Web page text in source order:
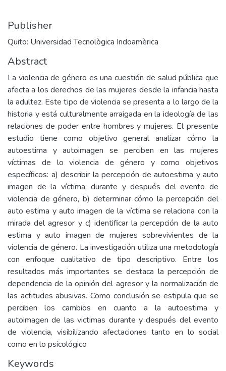
Publisher
Quito: Universidad Tecnològica Indoamèrica
Abstract
La violencia de género es una cuestión de salud pública que
afecta a los derechos de las mujeres desde la infancia hasta
la adultez. Este tipo de violencia se presenta a lo largo de la
historia y está culturalmente arraigada en la ideología de las
relaciones de poder entre hombres y mujeres. El presente
estudio tiene como objetivo general analizar cómo la
autoestima y autoimagen se perciben en las mujeres
víctimas de lo violencia de género y como objetivos
específicos: a) describir la percepción de autoestima y auto
imagen de la víctima, durante y después del evento de
violencia de género, b) determinar cómo la percepción del
auto estima y auto imagen de la víctima se relaciona con la
mirada del agresor y c) identificar la percepción de la auto
estima y auto imagen de mujeres sobrevivientes de la
violencia de género. La investigación utiliza una metodología
con enfoque cualitativo de tipo descriptivo. Entre los
resultados más importantes se destaca la percepción de
dependencia de la opinión del agresor y la normalización de
las actitudes abusivas. Como conclusión se estipula que se
perciben los cambios en cuanto a la autoestima y
autoimagen de las victimas durante y después del evento
de violencia, visibilizando afectaciones tanto en lo social
como en lo psicológico
Keywords